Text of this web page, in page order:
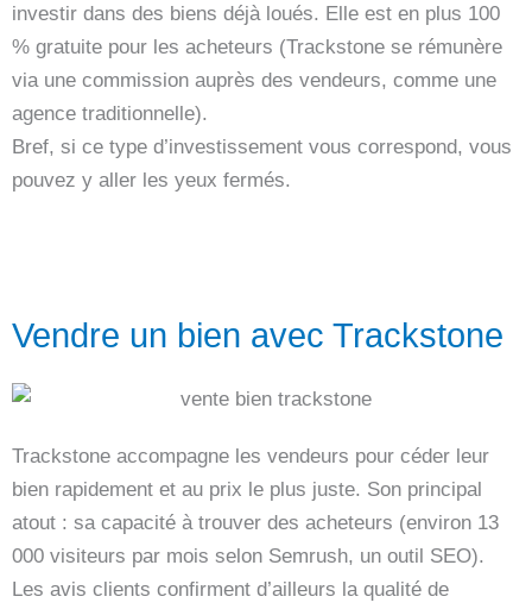
investir dans des biens déjà loués. Elle est en plus 100
% gratuite pour les acheteurs (Trackstone se rémunère
via une commission auprès des vendeurs, comme une
agence traditionnelle).
Bref, si ce type d’investissement vous correspond, vous
pouvez y aller les yeux fermés.
Vendre un bien avec Trackstone
Trackstone accompagne les vendeurs pour céder leur
bien rapidement et au prix le plus juste. Son principal
atout : sa capacité à trouver des acheteurs (environ 13
000 visiteurs par mois selon Semrush, un outil SEO).
Les avis clients confirment d’ailleurs la qualité de